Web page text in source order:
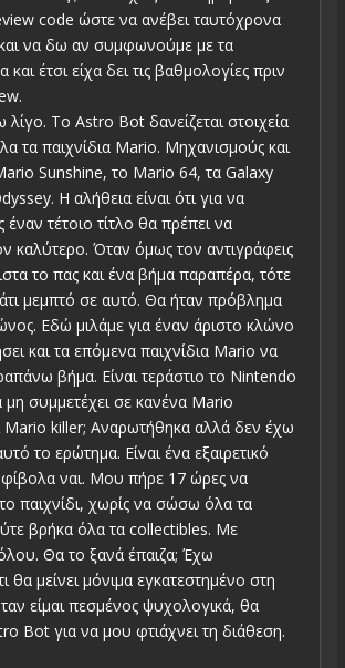
code ώστε να ανέβει ταυτόχρονα
να δω αν συμφωνούμε με τα
έτσι είχα δει τις βαθμολογίες πριν
Το Astro Bot δανείζεται στοιχεία
τα παιχνίδια Mario. Μηχανισμούς και
Sunshine, το Mario 64, τα Galaxy
Η αλήθεια είναι ότι για να
έναν τέτοιο τίτλο θα πρέπει να
καλύτερο. Όταν όμως τον αντιγράφεις
το πας και ένα βήμα παραπέρα, τότε
μεμπτό σε αυτό. Θα ήταν πρόβλημα
Εδώ μιλάμε για έναν άριστο κλώνο
και τα επόμενα παιχνίδια Mario να
βήμα. Είναι τεράστιο το Nintendo
συμμετέχει σε κανένα Mario
Mario killer; Αναρωτήθηκα αλλά δεν έχω
το ερώτημα. Είναι ένα εξαιρετικό
ναι. Μου πήρε 17 ώρες να
παιχνίδι, χωρίς να σώσω όλα τα
βρήκα όλα τα collectibles. Με
Θα το ξανά έπαιζα; Έχω
θα μείνει μόνιμα εγκατεστημένο στη
είμαι πεσμένος ψυχολογικά, θα
Bot για να μου φτιάχνει τη διάθεση.